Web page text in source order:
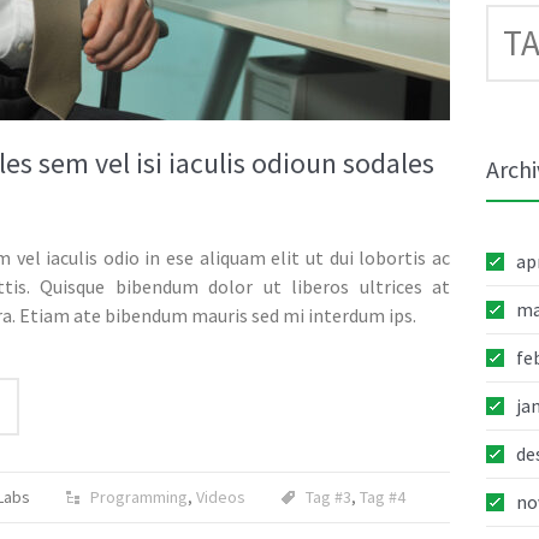
sem vel isi iaculis odioun sodales
vel iaculis odio in ese aliquam elit ut dui lobortis ac
Quisque bibendum dolor ut liberos ultrices at
Etiam ate bibendum mauris sed mi interdum ips.
Programming, Videos Tag #3, Tag #4
07
NOV
05
DES
JAN